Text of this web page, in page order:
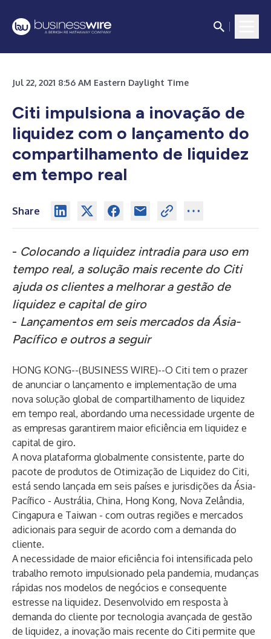
Jul 22, 2021 8:56 AM Eastern Daylight Time
Citi impulsiona a inovação de
liquidez com o lançamento do
compartilhamento de liquidez
em tempo real
Share
- Colocando a liquidez intradia para uso em
tempo real, a solução mais recente do Citi
ajuda os clientes a melhorar a gestão de
liquidez e capital de giro
- Lançamentos em seis mercados da Ásia-
Pacífico e outros a seguir
HONG KONG--(BUSINESS WIRE)--O Citi tem o prazer
de anunciar o lançamento e implementação de uma
nova solução global de compartilhamento de liquidez
em tempo real, abordando uma necessidade urgente de
as empresas garantirem maior eficiência em liquidez e
capital de giro.
A nova plataforma globalmente consistente, parte do
pacote de produtos de Otimização de Liquidez do Citi,
está sendo lançada em seis países e jurisdições da Ásia-
Pacífico - Austrália, China, Hong Kong, Nova Zelândia,
Cingapura e Taiwan - com outras regiões e mercados
adicionais para seguir de acordo com a demanda do
cliente.
A necessidade de maior eficiência foi intensificada pelo
trabalho remoto impulsionado pela pandemia, mudanças
rápidas nos modelos de negócios e consequente
estresse na liquidez. Desenvolvido em resposta à
demanda do cliente por tecnologia avançada de gestão
de liquidez, a inovação mais recente do Citi permite que